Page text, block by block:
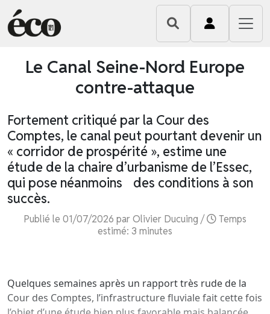
Le Canal Seine-Nord Europe
contre-attaque
Fortement critiqué par la Cour des
Comptes, le canal peut pourtant devenir un
« corridor de prospérité », estime une
étude de la chaire d’urbanisme de l’Essec,
qui pose néanmoins des conditions à son
succès.
Publié le 01/07/2026 par Olivier Ducuing /
Temps
estimé: 3 minutes
Quelques semaines après un rapport très rude de la
Cour des Comptes, l’infrastructure fluviale fait cette fois